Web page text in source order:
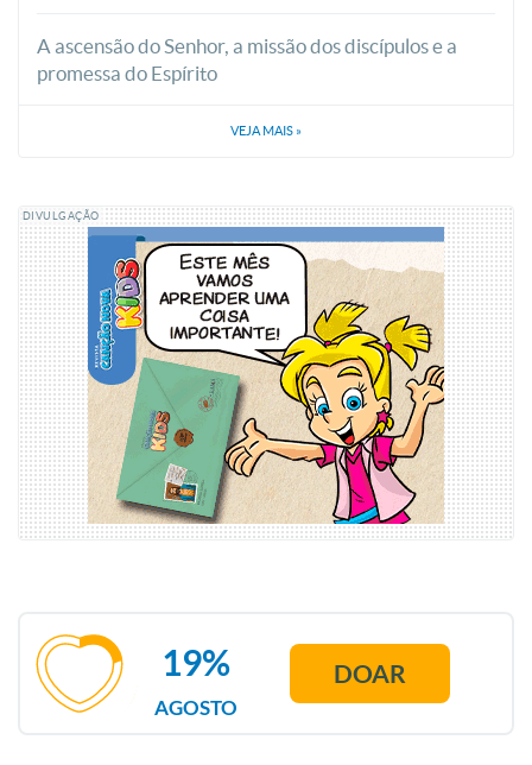
A ascensão do Senhor, a missão dos discípulos e a
promessa do Espírito
VEJA MAIS »
DIVULGAÇÃO
AGOSTO
19% DOAR